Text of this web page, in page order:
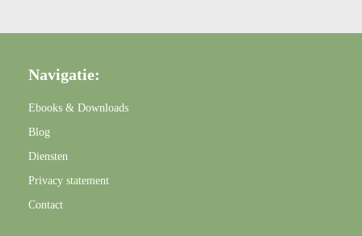
Navigatie:
Ebooks & Downloads
Blog
Diensten
Privacy statement
Contact